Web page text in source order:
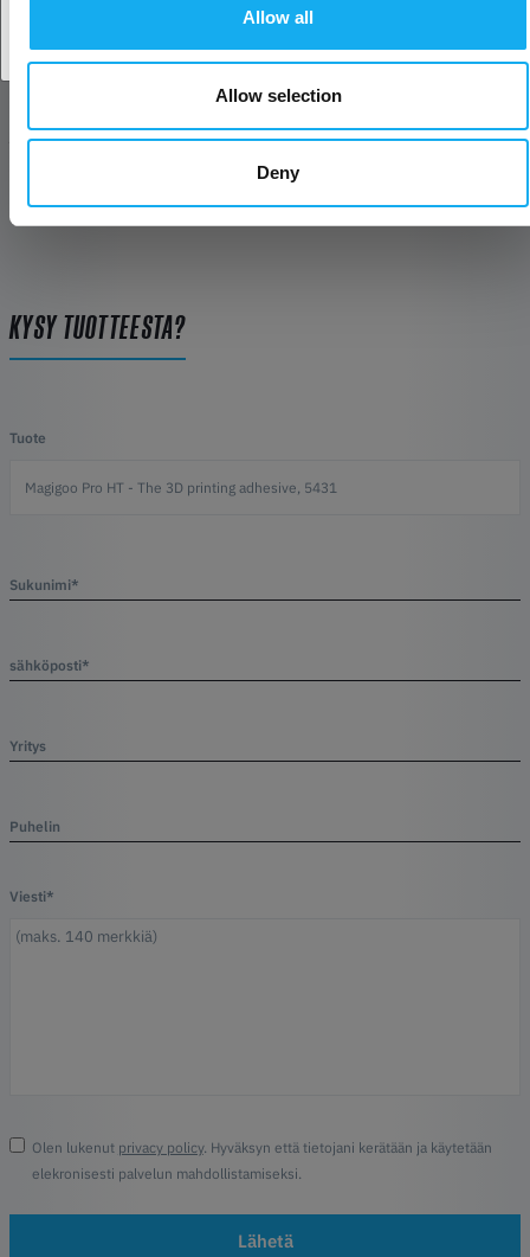
Allow all
Allow selection
Deny
Testattujen materiaalien tietokanta Magigoon kanssa
ARVOSTELUT
PDF
KYSY TUOTTEESTA?
Tuote
Sukunimi*
sähköposti*
Yritys
Puhelin
Viesti*
Olen lukenut privacy policy. Hyväksyn että tietojani kerätään ja käytetään
elekronisesti palvelun mahdollistamiseksi.
Lähetä